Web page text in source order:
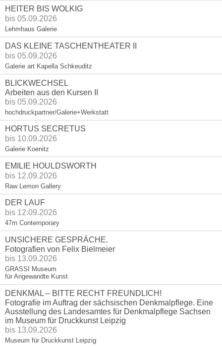
HEITER BIS WOLKIG
bis 05.09.2026
Lehmhaus Galerie
DAS KLEINE TASCHENTHEATER II
bis 05.09.2026
Galerie art Kapella Schkeuditz
BLICKWECHSEL
Arbeiten aus den Kursen II
bis 05.09.2026
hochdruckpartner/Galerie+Werkstatt
HORTUS SECRETUS
bis 10.09.2026
Galerie Koenitz
EMILIE HOULDSWORTH
bis 12.09.2026
Raw Lemon Gallery
DER LAUF
bis 12.09.2026
47m Contemporary
UNSICHERE GESPRÄCHE.
Fotografien von Felix Bielmeier
bis 13.09.2026
GRASSI Museum
für Angewandte Kunst
DENKMAL – BITTE RECHT FREUNDLICH!
Fotografie im Auftrag der sächsischen Denkmalpflege. Eine
Ausstellung des Landesamtes für Denkmalpflege Sachsen
im Museum für Druckkunst Leipzig
bis 13.09.2026
Museum für Druckkunst Leipzig